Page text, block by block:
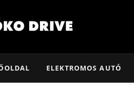
ELEKTROMOS AUTÓ